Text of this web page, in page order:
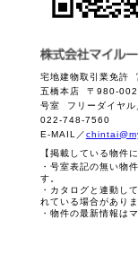
宅地建物取引業免許
五橋本店 〒980-
号室 フリーダイヤ
022-748-7560
E-MAIL／
【掲載している物件
・号室表記の無い物
す。
・カタログと連動し
れている場合がありま
・物件の最新情報は